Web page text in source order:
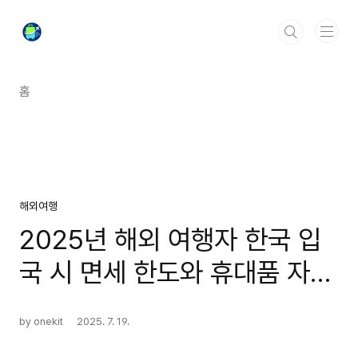
홈
해외여행
2025년 해외 여행자 한국 입
국 시 면세 한도와 휴대품 자진
by onekit 2025. 7. 19.